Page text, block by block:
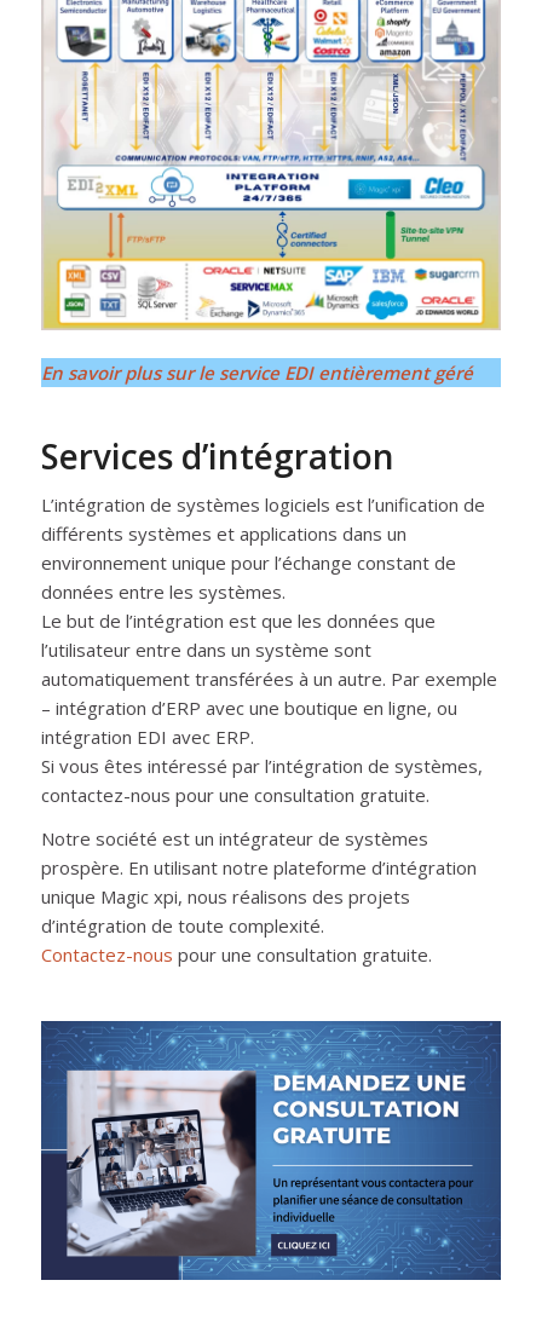
En savoir plus sur le service EDI entièrement géré
Services d’intégration
L’intégration de systèmes logiciels est l’unification de
différents systèmes et applications dans un
environnement unique pour l’échange constant de
données entre les systèmes.
Le but de l’intégration est que les données que
l’utilisateur entre dans un système sont
automatiquement transférées à un autre. Par exemple
– intégration d’ERP avec une boutique en ligne, ou
intégration EDI avec ERP.
Si vous êtes intéressé par l’intégration de systèmes,
contactez-nous pour une consultation gratuite.
Notre société est un intégrateur de systèmes
prospère. En utilisant notre plateforme d’intégration
unique Magic xpi, nous réalisons des projets
d’intégration de toute complexité.
Contactez-nous pour une consultation gratuite.